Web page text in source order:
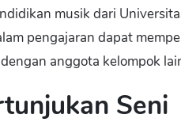
musik dari
pengajaran dapat
anggota kelompok
Seni